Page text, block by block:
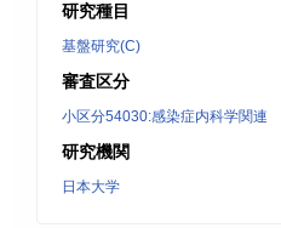
研究種目
基盤研究(C)
審査区分
小区分54030:感染症内科学関連
研究機関
日本大学